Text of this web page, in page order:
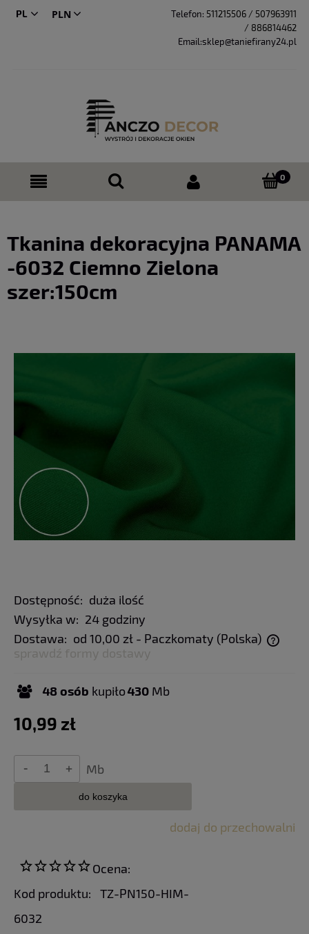
PL Telefon: 511215506 / 507963911
/ 886814462
Email:sklep@taniefirany24.pl
Tkanina dekoracyjna PANAMA
-6032 Ciemno Zielona
szer:150cm
Dostępność: duża ilość
Wysyłka w: 24 godziny
Dostawa: od 10,00 zł - Paczkomaty (Polska)
Cena nie zawiera ewentualnych kosztów płatności
sprawdź formy dostawy
48 osób kupiło430 Mb
10,99 zł
Mb
do koszyka
dodaj do przechowalni
Ocena:
Kod produktu:
TZ-PN150-HIM-
6032